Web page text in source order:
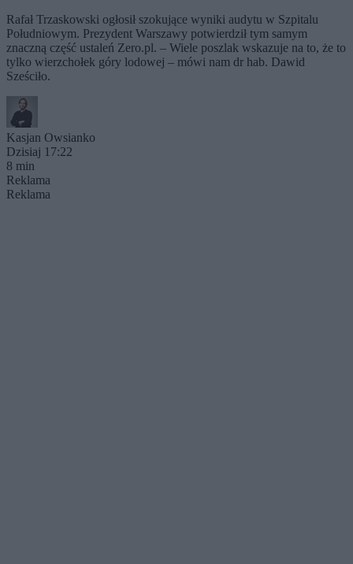
Rafał Trzaskowski ogłosił szokujące wyniki audytu w Szpitalu
Południowym. Prezydent Warszawy potwierdził tym samym
znaczną część ustaleń Zero.pl. – Wiele poszlak wskazuje na to, że to
tylko wierzchołek góry lodowej – mówi nam dr hab. Dawid
Sześciło.
Kasjan Owsianko
Dzisiaj 17:22
8 min
Reklama
Reklama